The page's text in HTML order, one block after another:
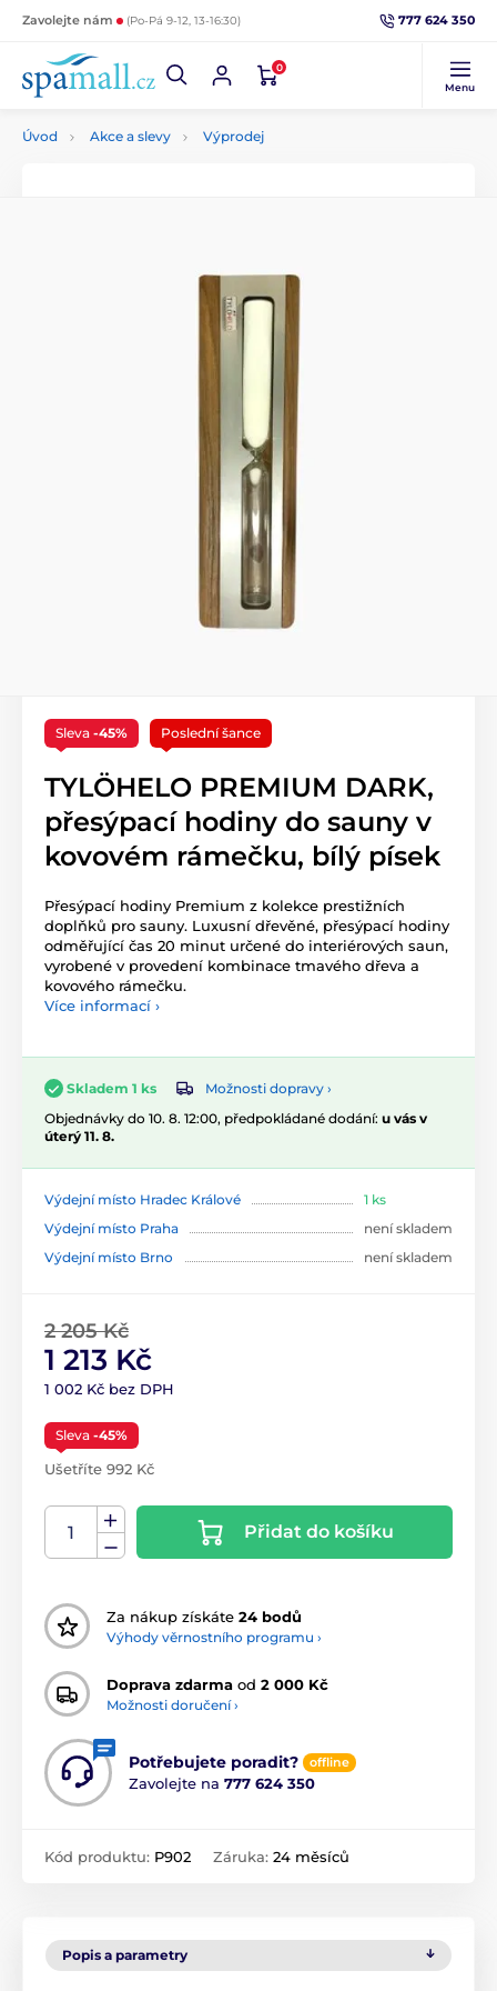
Zavolejte nám (Po-Pá 9-12, 13-16:30) 777 624 350
0
Menu
Úvod Akce a slevy Výprodej
Sleva -45% Poslední šance
TYLÖHELO PREMIUM DARK,
přesýpací hodiny do sauny v
kovovém rámečku, bílý písek
Přesýpací hodiny Premium z kolekce prestižních
doplňků pro sauny. Luxusní dřevěné, přesýpací hodiny
odměřující čas 20 minut určené do interiérových saun,
vyrobené v provedení kombinace tmavého dřeva a
kovového rámečku.
Více informací ›
Skladem 1 ks
Možnosti dopravy ›
Objednávky do 10. 8. 12:00, předpokládané dodání: u vás v
úterý 11. 8.
Výdejní místo Hradec Králové
1 ks
Výdejní místo Praha
není skladem
Výdejní místo Brno
není skladem
2 205 Kč
1 213 Kč
1 002 Kč bez DPH
Sleva -45%
Ušetříte 992 Kč
Přidat do košíku
Za nákup získáte 24 bodů
Výhody věrnostního programu ›
Doprava zdarma od 2 000 Kč
Možnosti doručení ›
Potřebujete poradit? offline
Zavolejte na 777 624 350
Kód produktu: P902 Záruka: 24 měsíců
Popis a parametry